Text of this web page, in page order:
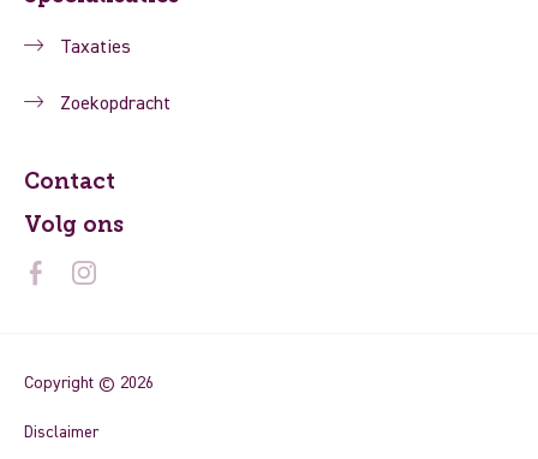
Taxaties
Zoekopdracht
Contact
Volg ons
Copyright © 2026
Disclaimer